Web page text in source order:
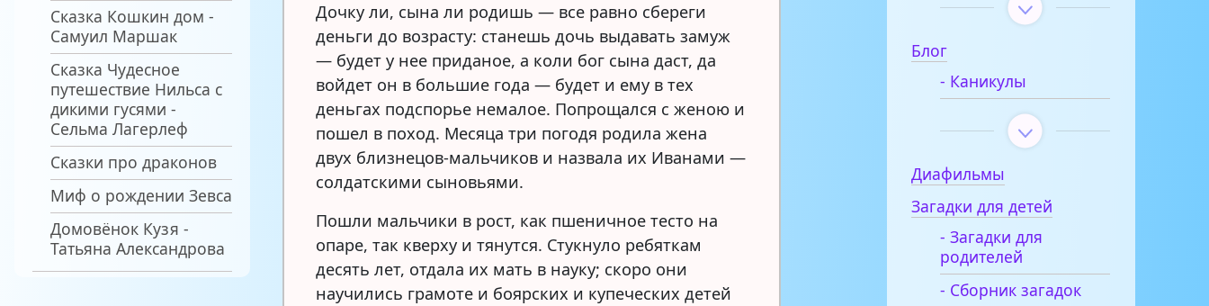
Сказка Кошкин дом -
Самуил Маршак
Сказка Чудесное
путешествие Нильса с
дикими гусями -
Сельма Лагерлеф
Сказки про драконов
Миф о рождении Зевса
Домовёнок Кузя -
Татьяна Александрова
Дочку ли, сына ли родишь — все равно сбереги
деньги до возрасту: станешь дочь выдавать замуж
— будет у нее приданое, а коли бог сына даст, да
войдет он в большие года — будет и ему в тех
деньгах подспорье немалое. Попрощался с женою и
пошел в поход. Месяца три погодя родила жена
двух близнецов-мальчиков и назвала их Иванами —
солдатскими сыновьями.
Пошли мальчики в рост, как пшеничное тесто на
опаре, так кверху и тянутся. Стукнуло ребяткам
десять лет, отдала их мать в науку; скоро они
научились грамоте и боярских и купеческих детей
Блог
- Каникулы
Диафильмы
Загадки для детей
- Загадки для
родителей
- Сборник загадок